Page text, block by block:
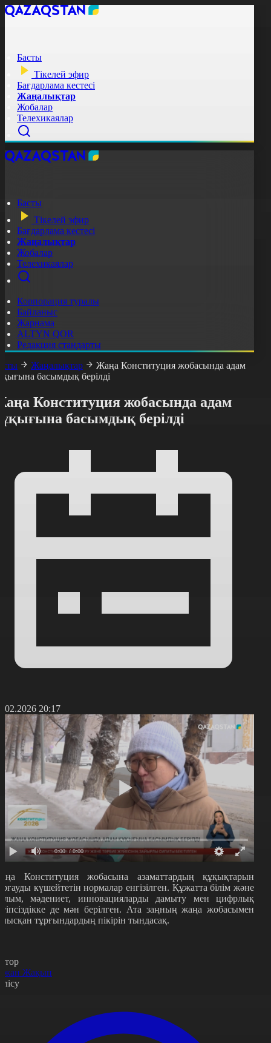
Басты
Тікелей эфир
Бағдарлама кестесі
Жаңалықтар
Жобалар
Телехикаялар
Басты
Тікелей эфир
Бағдарлама кестесі
Жаңалықтар
Жобалар
Телехикаялар
Корпорация туралы
Байланыс
Жарнама
ALTYN QOR
Редакция стандарты
Жаңалықтар
Жаңа Конституция жобасында адам
басымдық берілді
Конституция жобасында адам
басымдық берілді
20:17
0:00 / 0:00
Конституция жобасына азаматтардың құқықтарын
күшейтетін нормалар енгізілген. Құжатта білім және
мәдениет, инновацияларды дамыту мен цифрлық
де мән берілген. Ата заңның жаңа жобасымен
тұрғындардың пікірін тындасақ.
Жақып